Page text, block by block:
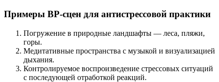
Примеры ВР-сцен для антистрессовой практики
Погружение в природные ландшафты — леса, пляжи,
горы.
Медитативные пространства с музыкой и визуализацией
дыхания.
Контролируемое воспроизведение стрессовых ситуаций
с последующей отработкой реакций.